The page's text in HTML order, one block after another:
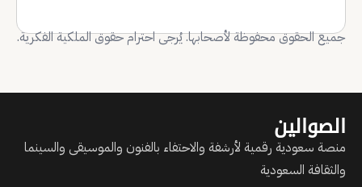
جميع الحقوق محفوظة لأصحابها. يُرجى احترام حقوق الملكية الفكرية.
الصوالين
منصة سعودية رقمية لأرشفة والاحتفاء بالفنون والموسيقى والسينما
والثقافة السعودية